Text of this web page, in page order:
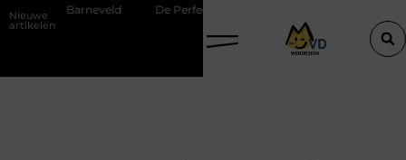
Nieuwe
artikelen
in Barneveld De Perfecte Gids voor Vloerbedekking in Purmerend